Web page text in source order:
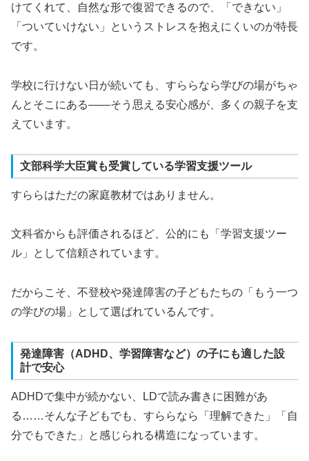
けてくれて、自然な形で復習できるので、「できない」
「ついていけない」というストレスを抱えにくいのが特長
です。
学校に行けない日が続いても、すららなら学びの場がちゃ
んとそこにある——そう思える安心感が、多くの親子を支
えています。
文部科学大臣賞も受賞している学習支援ツール
すららはただの家庭教材ではありません。
文科省からも評価されるほど、公的にも「学習支援ツー
ル」として信頼されています。
だからこそ、不登校や発達障害の子どもたちの「もう一つ
の学びの場」として選ばれているんです。
発達障害（ADHD、学習障害など）の子にも適した設
計で安心
ADHDで集中が続かない、LDで読み書きに困難があ
る……そんな子どもでも、すららなら「理解できた」「自
分でもできた」と感じられる構造になっています。